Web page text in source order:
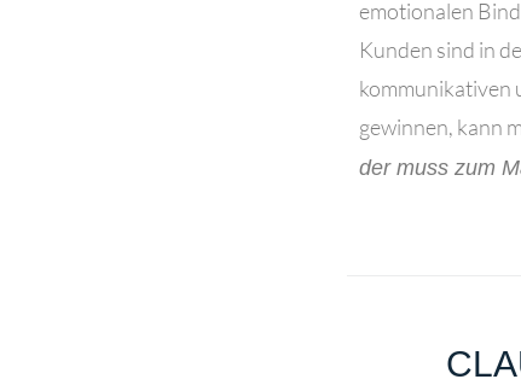
emotionalen
Kunden sind in
kommunikativen
gewinnen, kann
der muss zum